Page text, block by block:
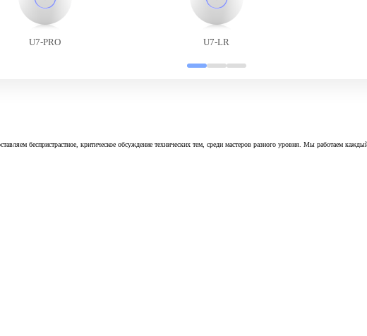
U7-PRO U7-LR
беспристрастное, критическое обсуждение технических тем, среди мастеров разного уровня. Мы работаем